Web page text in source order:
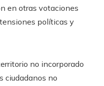
en otras votaciones
políticas y
no incorporado
ciudadanos no